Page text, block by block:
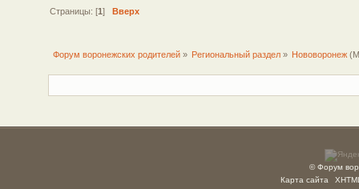
Страницы: [1] Вверх
Форум воронежских родителей» Региональный раздел » Нововоронеж
© Форум
Карта сайта